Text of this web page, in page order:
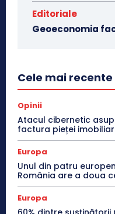
Editoriale
Geoeconomia
Cele mai recente
Opinii
Atacul cibernetic
factura pieței
Europa
Unul din patru
România are a doua
Europa